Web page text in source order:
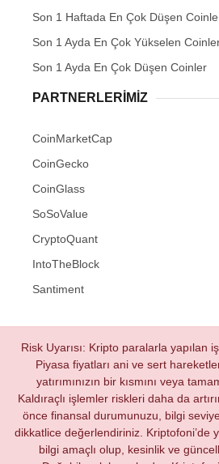
Son 1 Haftada En Çok Düşen
Son 1 Ayda En Çok Yükselen
Son 1 Ayda En Çok Düşen Coinler
PARTNERLERIMIZ
CoinMarketCap
CoinGecko
CoinGlass
SoSoValue
CryptoQuant
IntoTheBlock
Santiment
Risk Uyarısı: Kripto paralarla yapılan
Piyasa fiyatları ani ve sert
yatırımınızın bir kısmını veya
Kaldıraçlı işlemler riskleri daha da
önce finansal durumunuzu, bilgi
dikkatlice değerlendiriniz. Kriptofoni’de
bilgi amaçlı olup, kesinlik ve